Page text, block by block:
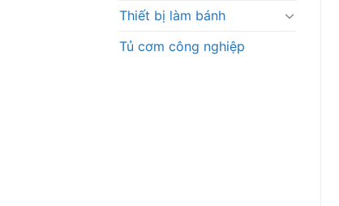
Thiết bị làm bánh
Tủ cơm công nghiệp